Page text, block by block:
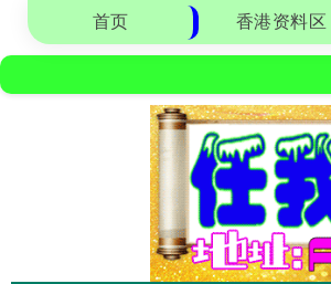
首页 香港资料区